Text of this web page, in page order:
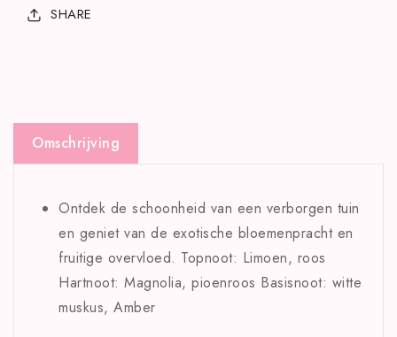
SHARE
Omschrijving
Ontdek de schoonheid van een verborgen tuin
en geniet van de exotische bloemenpracht en
fruitige overvloed. Topnoot: Limoen, roos
Hartnoot: Magnolia, pioenroos Basisnoot: witte
muskus, Amber